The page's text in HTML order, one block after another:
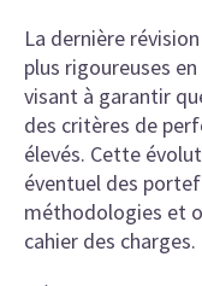
La dernière
plus rigoureuses
visant à garantir
des critères de
élevés. Cette
éventuel des
méthodologies et
cahier des charges.